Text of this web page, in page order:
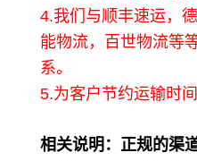
4.我们与顺丰速运，
能物流，百世物流等
系。
5.为客户节约运输时间
相关说明 ：正规的渠